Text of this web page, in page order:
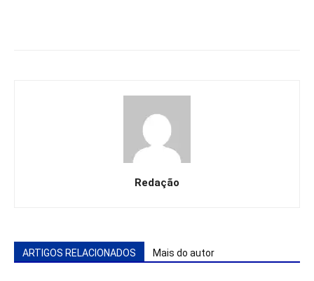
Redação
ARTIGOS RELACIONADOS Mais do autor